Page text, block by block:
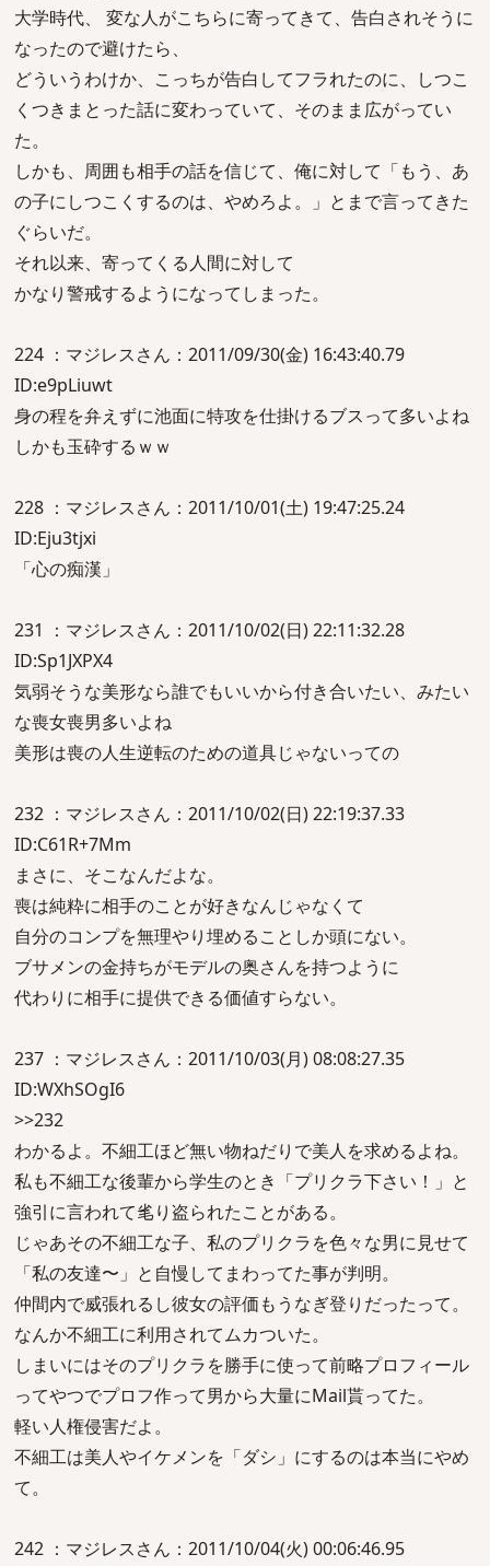
大学時代、 変な人がこちらに寄ってきて、告白されそうに
なったので避けたら、
どういうわけか、こっちが告白してフラれたのに、しつこ
くつきまとった話に変わっていて、そのまま広がってい
た。
しかも、周囲も相手の話を信じて、俺に対して「もう、あ
の子にしつこくするのは、やめろよ。」とまで言ってきた
ぐらいだ。
それ以来、寄ってくる人間に対して
かなり警戒するようになってしまった。
224 ：マジレスさん：2011/09/30(金) 16:43:40.79
ID:e9pLiuwt
身の程を弁えずに池面に特攻を仕掛けるブスって多いよね
しかも玉砕するｗｗ
228 ：マジレスさん：2011/10/01(土) 19:47:25.24
ID:Eju3tjxi
「心の痴漢」
231 ：マジレスさん：2011/10/02(日) 22:11:32.28
ID:Sp1JXPX4
気弱そうな美形なら誰でもいいから付き合いたい、みたい
な喪女喪男多いよね
美形は喪の人生逆転のための道具じゃないっての
232 ：マジレスさん：2011/10/02(日) 22:19:37.33
ID:C61R+7Mm
まさに、そこなんだよな。
喪は純粋に相手のことが好きなんじゃなくて
自分のコンプを無理やり埋めることしか頭にない。
ブサメンの金持ちがモデルの奥さんを持つように
代わりに相手に提供できる価値すらない。
237 ：マジレスさん：2011/10/03(月) 08:08:27.35
ID:WXhSOgI6
>>232
わかるよ。不細工ほど無い物ねだりで美人を求めるよね。
私も不細工な後輩から学生のとき「プリクラ下さい！」と
強引に言われて毟り盗られたことがある。
じゃあその不細工な子、私のプリクラを色々な男に見せて
「私の友達〜」と自慢してまわってた事が判明。
仲間内で威張れるし彼女の評価もうなぎ登りだったって。
なんか不細工に利用されてムカついた。
しまいにはそのプリクラを勝手に使って前略プロフィール
ってやつでプロフ作って男から大量にMail貰ってた。
軽い人権侵害だよ。
不細工は美人やイケメンを「ダシ」にするのは本当にやめ
て。
242 ：マジレスさん：2011/10/04(火) 00:06:46.95